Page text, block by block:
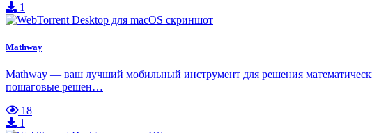
1
Mathway
Mathway — ваш лучший мобильный инструмент для решения
пошаговые решен…
18
1